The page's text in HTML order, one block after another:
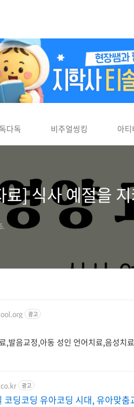
다독 비주얼씽킹 아
료] 식사 예절을
광고
,발음교정,아동 성인 언어치료,음성치
광고
코딩코딩 유아코딩 시대, 유아맞춤